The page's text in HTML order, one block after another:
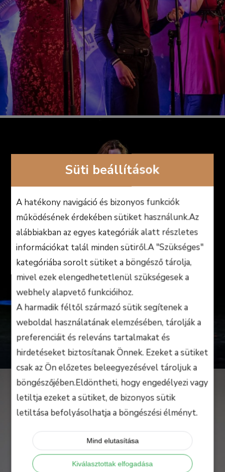
Süti beállítások
A hatékony navigáció és bizonyos funkciók
működésének érdekében sütiket használunk.Az
alábbiakban az egyes kategóriák alatt részletes
információkat talál minden sütiről.A "Szükséges"
kategóriába sorolt sütiket a böngésző tárolja,
mivel ezek elengedhetetlenül szükségesek a
webhely alapvető funkcióihoz.
A harmadik féltől származó sütik segítenek a
weboldal használatának elemzésében, tárolják a
preferenciáit és releváns tartalmakat és
hirdetéseket biztosítanak Önnek. Ezeket a sütiket
csak az Ön előzetes beleegyezésével tároljuk a
böngészőjében.Eldöntheti, hogy engedélyezi vagy
letiltja ezeket a sütiket, de bizonyos sütik
letiltása befolyásolhatja a böngészési élményt.
Mind elutasítása
Kiválasztottak elfogadása